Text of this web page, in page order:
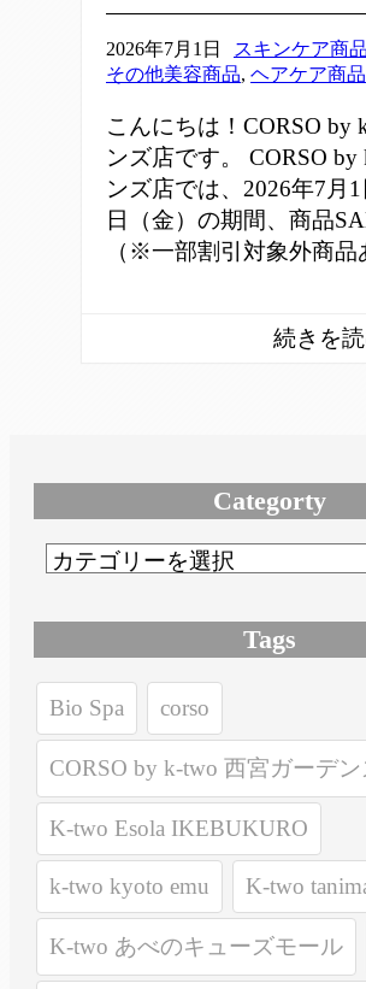
2026年7月1日 スキンケア商品
その他美容商品, ヘアケア商品
こんにちは！CORSO by
ンズ店です。 CORSO
ンズ店では、2026年7月
日（金）の期間、商品
（※一部割引対象外商
Categorty
Tags
Bio Spa corso
CORSO by k-two 西宮ガーデ
K-two Esola IKEBUKURO
k-two kyoto emu K-two
K-two あべのキューズモール